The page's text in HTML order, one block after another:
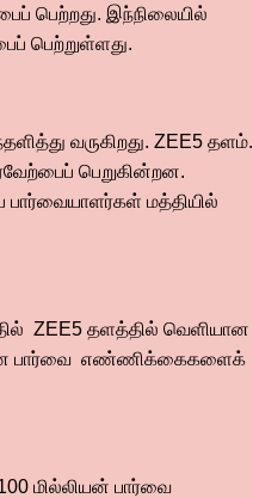
பெற்றது. இந்நிலையில்
பெற்றுள்ளது.
வருகிறது. ZEE5 தளம்.
பெறுகின்றன.
மத்தியில்
ZEE5 தளத்தில் வெளியான
பார்வை எண்ணிக்கைகளைக்
மில்லியன் பார்வை